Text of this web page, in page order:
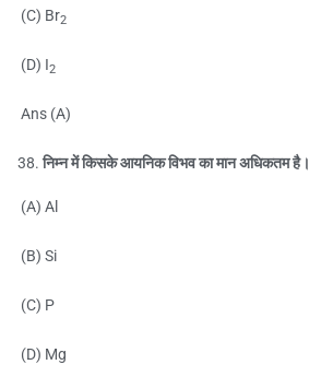
(C) Br2
(D) I2
Ans (A)
निम्न में किसके आयनिक विभव का मान अधिकतम है।
(A) Al
(B) Si
(C) P
(D) Mg